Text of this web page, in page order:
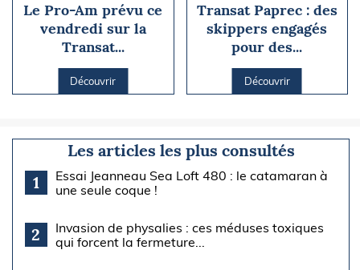
Le Pro-Am prévu ce
vendredi sur la
Transat...
Découvrir
Transat Paprec : des
skippers engagés
pour des...
Découvrir
Les articles les plus consultés
1
Essai Jeanneau Sea Loft 480 : le catamaran à
une seule coque !
2
Invasion de physalies : ces méduses toxiques
qui forcent la fermeture...